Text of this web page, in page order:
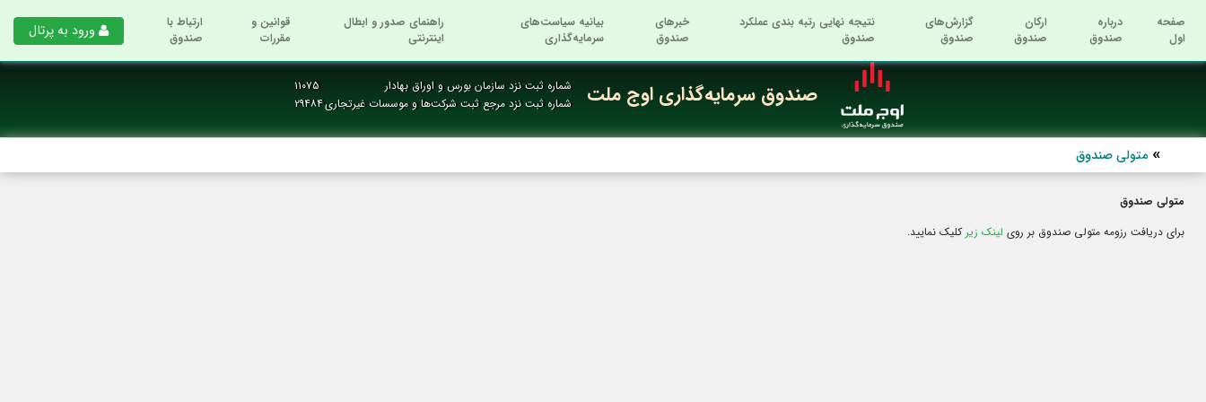
صفحه
اول
درباره
صندوق
ارکان
صندوق
گزارش‌های
صندوق
نتیجه نهایی رتبه بندی عملکرد
صندوق
خبرهای
صندوق
بیانیه سیاست‌های
سرمایه‌گذاری
راهنمای صدور و ابطال
اینترنتی
قوانین و
مقررات
ارتباط با
صندوق
ورود به پرتال
صندوق سرمایه‌گذاری اوج ملت شماره ثبت نزد سازمان بورس و اوراق بهادار
۱۱۰۷۵
شماره ثبت نزد مرجع ثبت شرکت‌ها و موسسات غیرتجاری۲۹۴۸۴
متولی صندوق
متولی صندوق
برای دریافت رزومه متولی صندوق بر روی لینک زیر کلیک نمایید.